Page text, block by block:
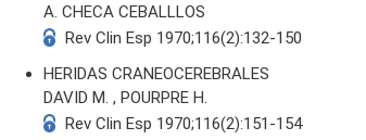
A. CHECA CEBALLLOS
Rev Clin Esp 1970;116(2):132-150
HERIDAS CRANEOCEREBRALES
DAVID M. , POURPRE H.
Rev Clin Esp 1970;116(2):151-154